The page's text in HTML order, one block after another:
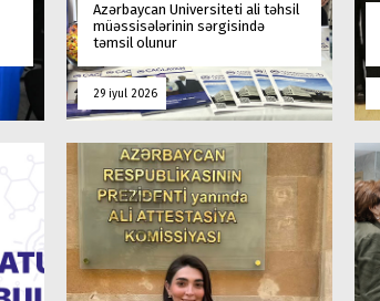
Azərbaycan Universiteti ali təhsil
müəssisələrinin sərgisində
təmsil olunur
29 iyul 2026